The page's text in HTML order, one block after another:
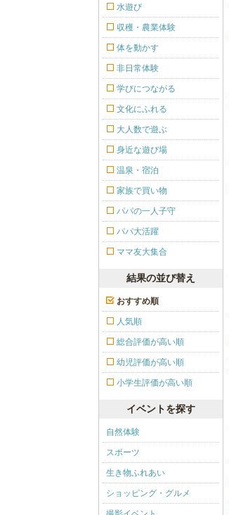
水遊び
収穫・農業体験
体を動かす
非日常体験
学びにつながる
文化にふれる
大人数で遊ぶ
身近な遊び場
温泉・宿泊
家族で買い物
パパの一人子守
パパ大活躍
ママ友大集合
結果の並び替え
おすすめ順
人気順
総合評価が高い順
幼児評価が高い順
小学生評価が高い順
イベントを探す
自然体験
スポーツ
生き物ふれあい
ショッピング・グルメ